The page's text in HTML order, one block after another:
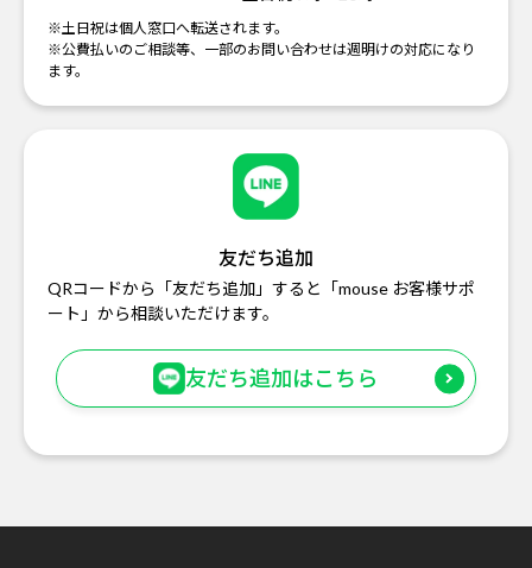
※土日祝は個人窓口へ転送されます。
※公費払いのご相談等、一部のお問い合わせは週明けの対応になり
ます。
友だち追加
QRコードから「友だち追加」すると「mouse お客様サポ
ート」から相談いただけます。
友だち追加はこちら